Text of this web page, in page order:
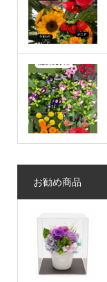
お勧め商品